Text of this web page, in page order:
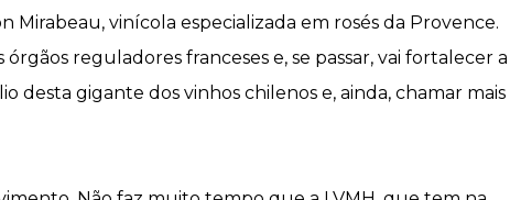
vinícola especializada em rosés da Provence.
reguladores franceses e, se passar, vai fortalecer a
gigante dos vinhos chilenos e, ainda, chamar mais